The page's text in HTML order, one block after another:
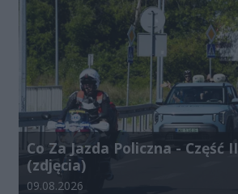
Co Za Jazda Policzna - Część II
(zdjęcia)
Data dodania galerii:
09.08.2026